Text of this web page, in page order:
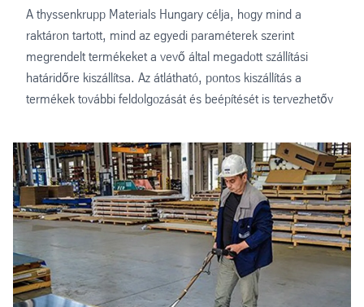
A thyssenkrupp Materials Hungary célja, hogy mind a
raktáron tartott, mind az egyedi paraméterek szerint
megrendelt termékeket a vevő által megadott szállítási
határidőre kiszállítsa. Az átlátható, pontos kiszállítás a
termékek további feldolgozását és beépítését is tervezhetőv